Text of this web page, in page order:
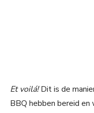
Et voilá!Dit is de
BBQ hebben bereid